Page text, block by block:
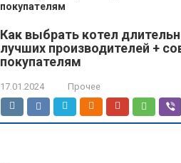
покупателям
Как выбрать котел
лучших производителей +
покупателям
17.01.2024 Прочее